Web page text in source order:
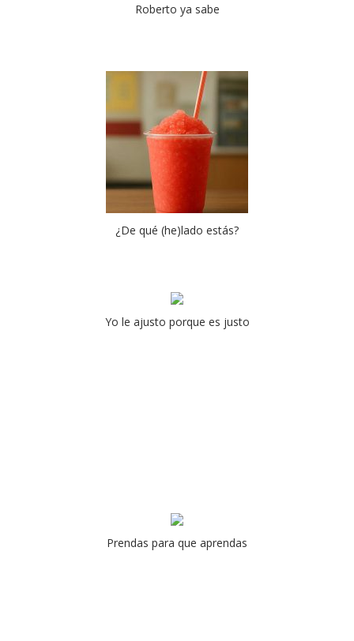
Roberto ya sabe
¿De qué (he)lado estás?
Yo le ajusto porque es justo
Prendas para que aprendas